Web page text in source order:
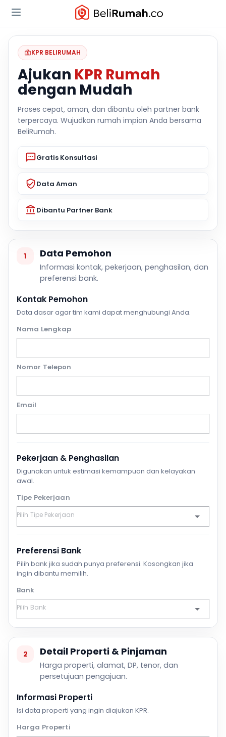
KPR BELIRUMAH
Ajukan KPR Rumah
dengan Mudah
Proses cepat, aman, dan dibantu oleh partner bank
terpercaya. Wujudkan rumah impian Anda bersama
BeliRumah.
Gratis Konsultasi
Data Aman
Dibantu Partner Bank
1 Data Pemohon
Informasi kontak, pekerjaan, penghasilan, dan
preferensi bank.
Kontak Pemohon
Data dasar agar tim kami dapat menghubungi Anda.
Nama Lengkap
Nomor Telepon
Email
Pekerjaan & Penghasilan
Digunakan untuk estimasi kemampuan dan kelayakan
awal.
Tipe Pekerjaan
Preferensi Bank
Pilih bank jika sudah punya preferensi. Kosongkan jika
ingin dibantu memilih.
Bank
2 Detail Properti & Pinjaman
Harga properti, alamat, DP, tenor, dan
persetujuan pengajuan.
Informasi Properti
Isi data properti yang ingin diajukan KPR.
Harga Properti